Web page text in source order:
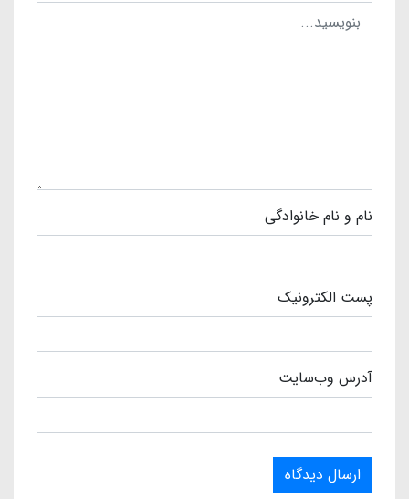
نام و نام خانوادگی
پست الکترونیک
آدرس وب‌سایت
ارسال دیدگاه